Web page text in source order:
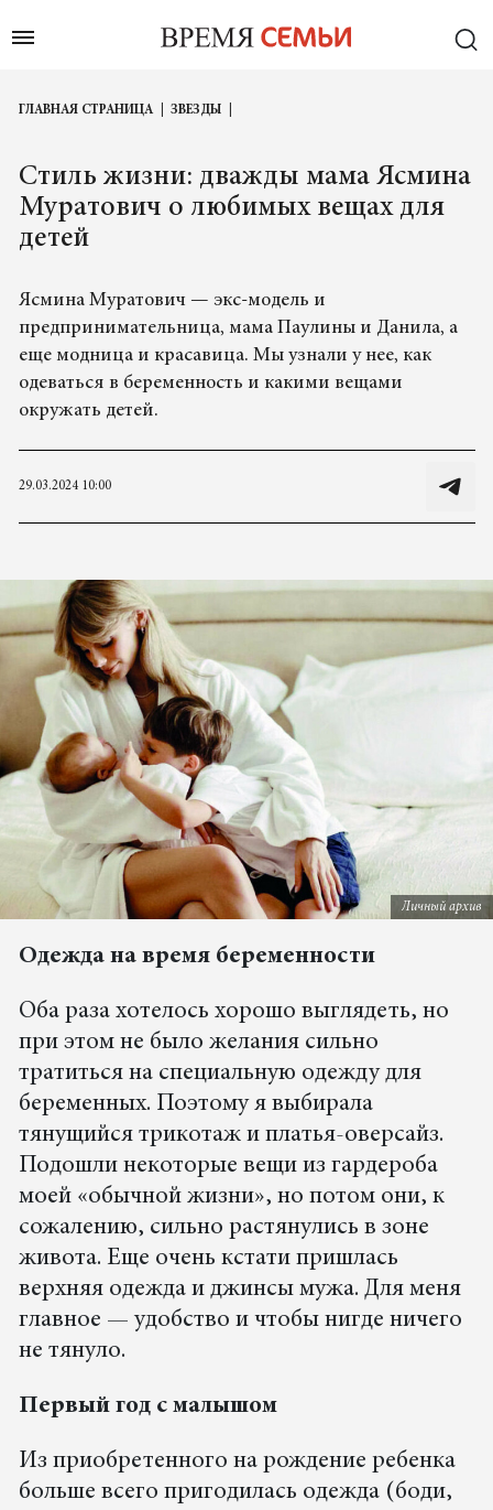
ГЛАВНАЯ СТРАНИЦА ЗВЕЗДЫ
Стиль жизни: дважды мама Ясмина
Муратович о любимых вещах для
детей
Ясмина Муратович — экс-модель и
предпринимательница, мама Паулины и Данила, а
еще модница и красавица. Мы узнали у нее, как
одеваться в беременность и какими вещами
окружать детей.
29.03.2024 10:00
Личный архив
Одежда на время беременности
Оба раза хотелось хорошо выглядеть, но
при этом не было желания сильно
тратиться на специальную одежду для
беременных. Поэтому я выбирала
тянущийся трикотаж и платья-оверсайз.
Подошли некоторые вещи из гардероба
моей «обычной жизни», но потом они, к
сожалению, сильно растянулись в зоне
живота. Еще очень кстати пришлась
верхняя одежда и джинсы мужа. Для меня
главное — удобство и чтобы нигде ничего
не тянуло.
Первый год с малышом
Из приобретенного на рождение ребенка
больше всего пригодилась одежда (боди,